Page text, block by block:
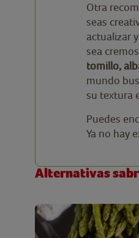
Otra
seas
actualizar
sea
tomillo,
mundo
su textura
Puedes
Ya no hay
Alternativas